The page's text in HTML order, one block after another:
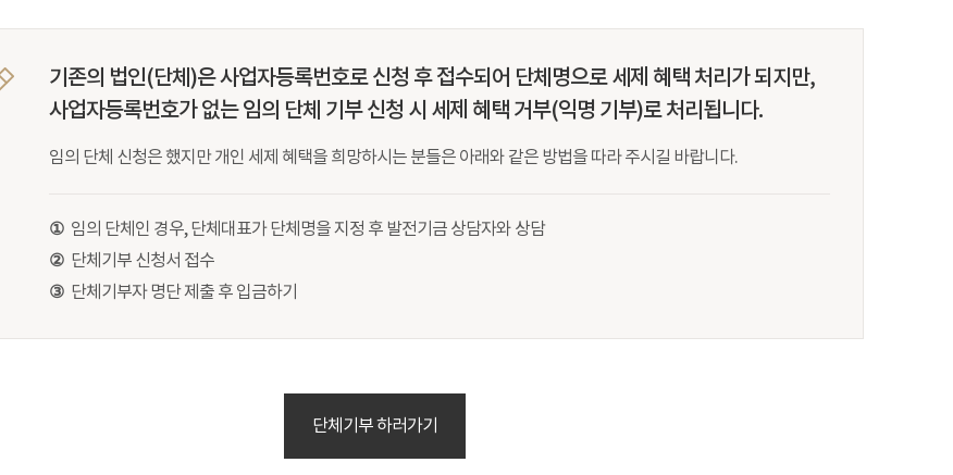
기존의 법인(단체)은 사업자등록번호로 신청 후 접수되어 단체명으로 세제 혜택 처리가 되지만,
사업자등록번호가 없는 임의 단체 기부 신청 시 세제 혜택 거부(익명 기부)로 처리됩니다.
임의 단체 신청은 했지만 개인 세제 혜택을 희망하시는 분들은 아래와 같은 방법을 따라 주시길 바랍니다.
① 임의 단체인 경우, 단체대표가 단체명을 지정 후 발전기금 상담자와 상담
② 단체기부 신청서 접수
③ 단체기부자 명단 제출 후 입금하기
단체기부 하러가기